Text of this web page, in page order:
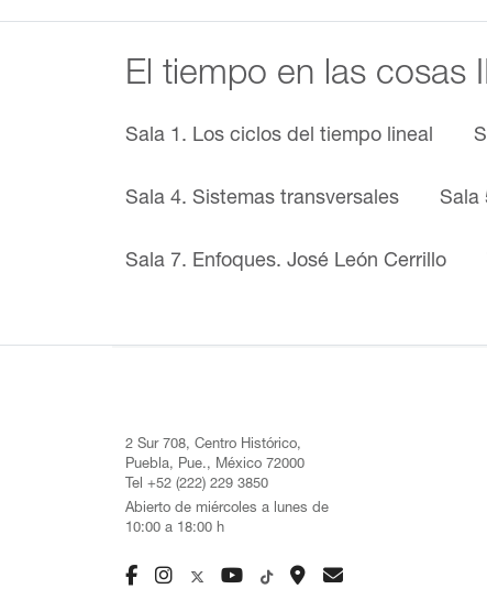
El tiempo en las cosas
Sala 1. Los ciclos del tiempo lineal
Sala 4. Sistemas transversales Sala
Sala 7. Enfoques. José León Cerrillo
2 Sur 708, Centro Histórico,
Puebla, Pue., México 72000
Tel +52 (222) 229 3850
Abierto de miércoles a lunes de
10:00 a 18:00 h